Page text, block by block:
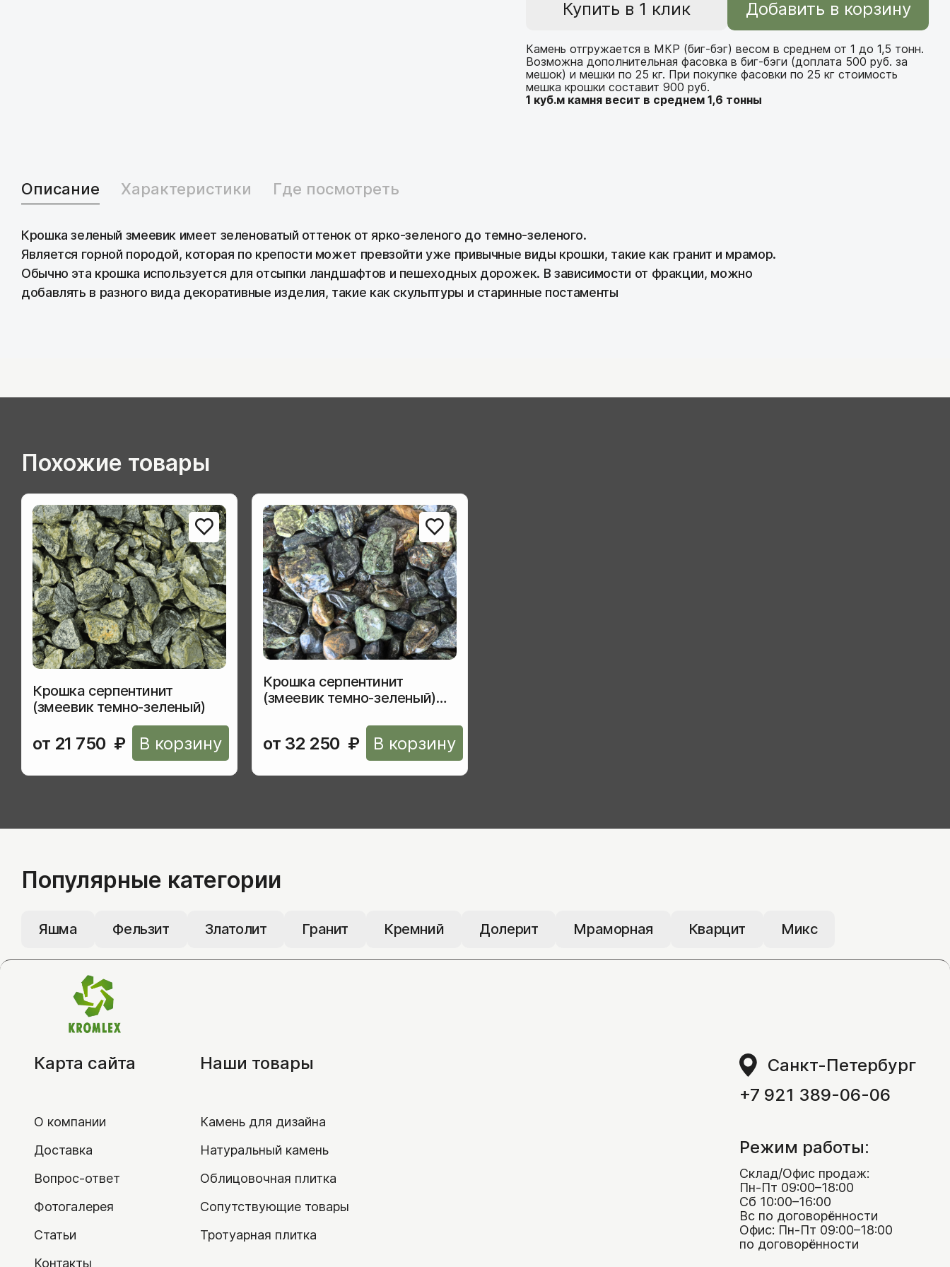
Бордюры металл/пластик
Геотекстиль
Облицовка цоколя
Облицовка стен
Облицовка фундамента
Облицовка бани и сауны
Мощение ступеней и лестниц
Камень для подпорных стенок
Камень для оформления пруда и водопада
Камень для клумбы и рокария
Камень для ландшафта
Камень для мощения улиц
Камень для декора
для пола в доме
Зеленый
Синий
Черный
Купить в 1 клик Добавить в корзину
Камень отгружается в МКР (биг-бэг) весом в среднем от 1 до 1,5 тонн.
Возможна дополнительная фасовка в биг-бэги (доплата 500 руб. за
мешок) и мешки по 25 кг. При покупке фасовки по 25 кг стоимость
мешка крошки составит 900 руб.
1 куб.м камня весит в среднем 1,6 тонны
Описание Характеристики Где посмотреть
Крошка зеленый змеевик имеет зеленоватый оттенок от ярко-зеленого до темно-зеленого.
Является горной породой, которая по крепости может превзойти уже привычные виды крошки, такие как гранит и мрамор.
Обычно эта крошка используется для отсыпки ландшафтов и пешеходных дорожек. В зависимости от фракции, можно
добавлять в разного вида декоративные изделия, такие как скульптуры и старинные постаменты
Похожие товары
Крошка серпентинит
(змеевик темно-зеленый)
от 21 750 ₽ В корзину
Крошка серпентинит
(змеевик темно-зеленый)
от 32 250 ₽ В корзину
Популярные категории
Яшма Фельзит Златолит Гранит Кремний Долерит Мраморная Кварцит Микс
Карта сайта
О компании
Доставка
Вопрос-ответ
Фотогалерея
Статьи
Контакты
Наши товары
Камень для дизайна
Натуральный камень
Облицовочная плитка
Сопутствующие товары
Тротуарная плитка
Санкт-Петербург
+7 921 389-06-06
Режим работы:
Склад/Офис продаж:
Пн-Пт 09:00–18:00
Сб 10:00–16:00
Вс по договорённости
Офис: Пн-Пт 09:00–18:00
по договорённости